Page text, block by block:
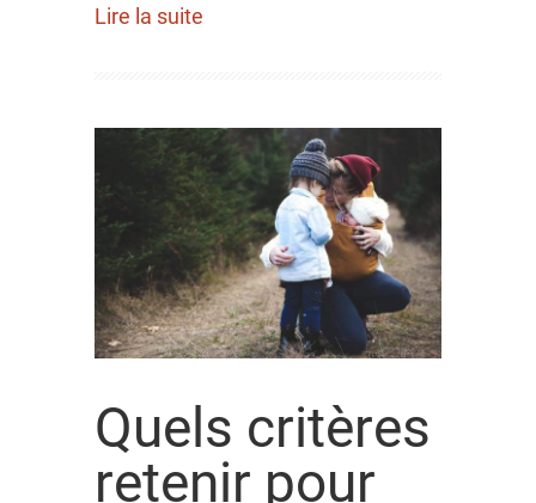
Lire la suite
Quels critères
retenir pour